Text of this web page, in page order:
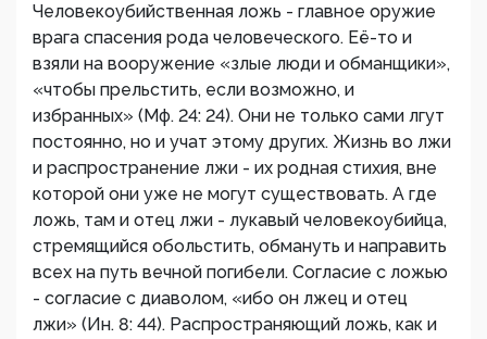
Человекоубийственная ложь - главное оружие
врага спасения рода человеческого. Её-то и
взяли на вооружение «злые люди и обманщики»,
«чтобы прельстить, если возможно, и
избранных» (Мф. 24: 24). Они не только сами лгут
постоянно, но и учат этому других. Жизнь во лжи
и распространение лжи - их родная стихия, вне
которой они уже не могут существовать. А где
ложь, там и отец лжи - лукавый человекоубийца,
стремящийся обольстить, обмануть и направить
всех на путь вечной погибели. Согласие с ложью
- согласие с диаволом, «ибо он лжец и отец
лжи» (Ин. 8: 44). Распространяющий ложь, как и